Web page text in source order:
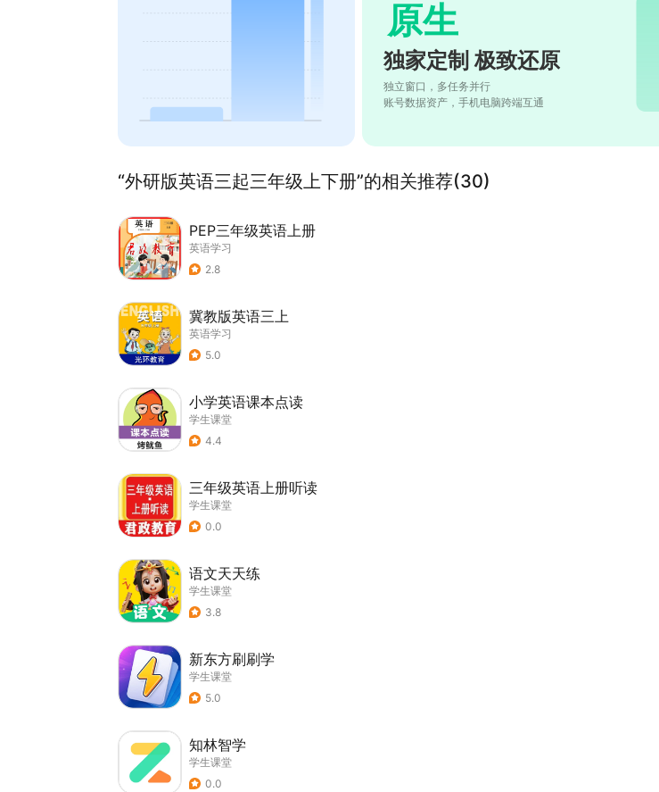
原生
独家定制 极致还原
独立窗口，多任务并行
账号数据资产，手机电脑跨端互通
“外研版英语三起三年级上下册”的相关推荐(30)
PEP三年级英语上册
英语学习
2.8
冀教版英语三上
英语学习
5.0
小学英语课本点读
学生课堂
4.4
三年级英语上册听读
学生课堂
0.0
语文天天练
学生课堂
3.8
新东方刷刷学
学生课堂
5.0
知林智学
学生课堂
0.0